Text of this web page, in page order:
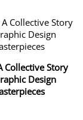
Collective Story
Design